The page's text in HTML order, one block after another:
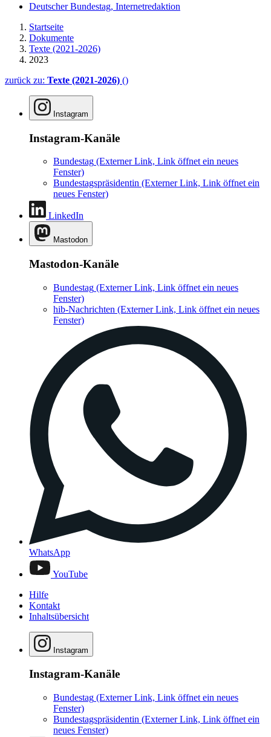
Deutscher Bundestag, Internetredaktion
Startseite
Dokumente
Texte (2021-2026)
2023
zurück zu: Texte (2021-2026) ()
Instagram
Instagram-Kanäle
Bundestag (Externer Link, Link öffnet ein neues
Fenster)
Bundestagspräsidentin (Externer Link, Link öffnet ein
neues Fenster)
LinkedIn
Mastodon
Mastodon-Kanäle
Bundestag (Externer Link, Link öffnet ein neues
Fenster)
hib-Nachrichten (Externer Link, Link öffnet ein neues
Fenster)
WhatsApp
YouTube
Hilfe
Kontakt
Inhaltsübersicht
Instagram
Instagram-Kanäle
Bundestag (Externer Link, Link öffnet ein neues
Fenster)
Bundestagspräsidentin (Externer Link, Link öffnet ein
neues Fenster)